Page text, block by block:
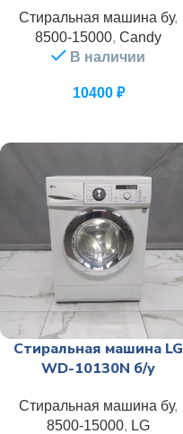
Стиральная машина бу,
8500-15000, Candy
В наличии
10400 ₽
Стиральная машина LG
WD-10130N б/у
Стиральная машина бу,
8500-15000, LG